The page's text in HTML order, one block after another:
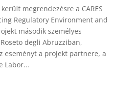
megrendezésre a CARES
Regulatory Environment and
második személyes
degli Abruzziban,
eseményt a projekt partnere, a
Labor...